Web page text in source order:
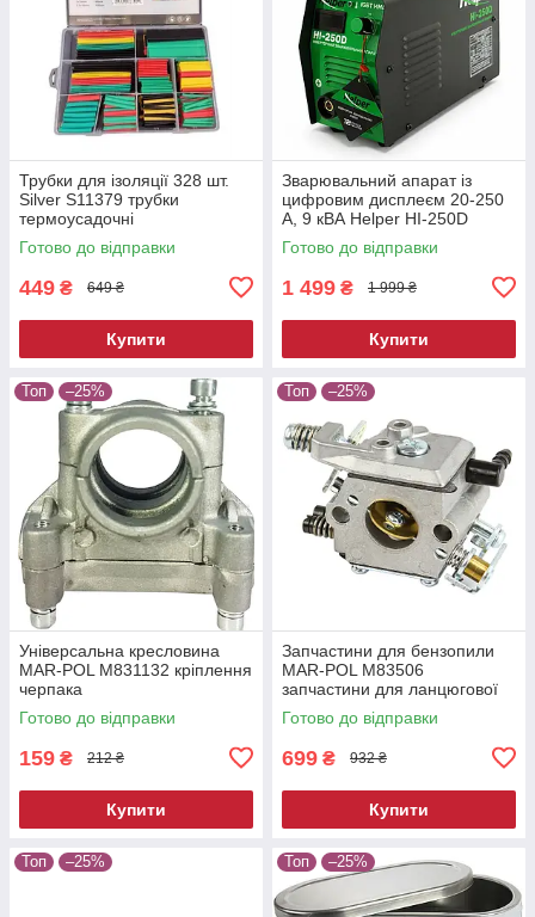
Трубки для ізоляції 328 шт.
Silver S11379 трубки
термоусадочні
Готово до відправки
449 ₴ 649 ₴
Купити
Зварювальний апарат із
цифровим дисплеєм 20-250
А, 9 кВА Helper HI-250D
Готово до відправки
1 499 ₴ 1 999 ₴
Купити
Топ –25%
Універсальна кресловина
MAR-POL M831132 кріплення
черпака
Готово до відправки
159 ₴ 212 ₴
Купити
Топ –25%
Запчастини для бензопили
MAR-POL M83506
запчастини для ланцюгової
пилки
Готово до відправки
699 ₴ 932 ₴
Купити
Топ –25% Топ –25%